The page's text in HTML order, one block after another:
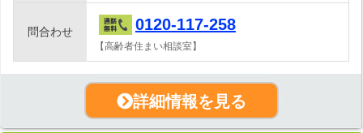
問合わせ 0120-117-258
【高齢者住まい相談室】
詳細情報を見る